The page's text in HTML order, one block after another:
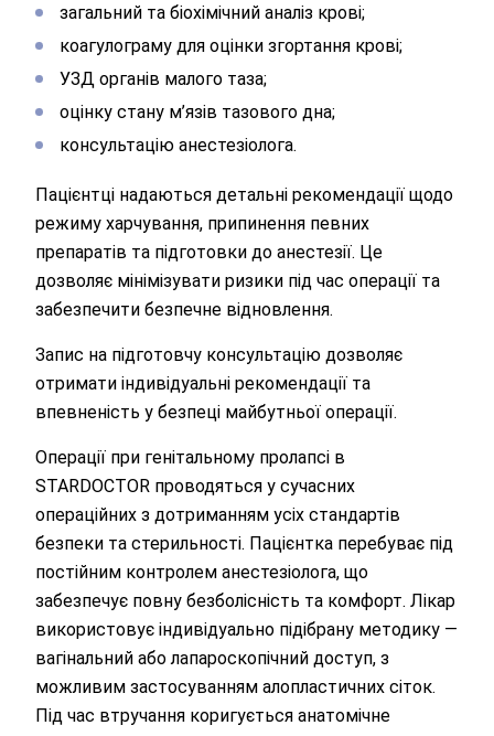
загальний та біохімічний аналіз крові;
коагулограму для оцінки згортання крові;
УЗД органів малого таза;
оцінку стану м’язів тазового дна;
консультацію анестезіолога.
Пацієнтці надаються детальні рекомендації щодо
режиму харчування, припинення певних
препаратів та підготовки до анестезії. Це
дозволяє мінімізувати ризики під час операції та
забезпечити безпечне відновлення.
Запис на підготовчу консультацію дозволяє
отримати індивідуальні рекомендації та
впевненість у безпеці майбутньої операції.
Операції при генітальному пролапсі в
STARDOCTOR проводяться у сучасних
операційних з дотриманням усіх стандартів
безпеки та стерильності. Пацієнтка перебуває під
постійним контролем анестезіолога, що
забезпечує повну безболісність та комфорт. Лікар
використовує індивідуально підібрану методику —
вагінальний або лапароскопічний доступ, з
можливим застосуванням алопластичних сіток.
Під час втручання коригується анатомічне